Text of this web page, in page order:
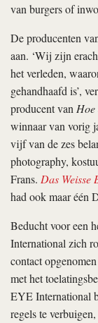
van burgers of
De producenten
aan. ‘Wij zijn
het verleden,
gehandhaafd is’,
producent vanHoe
winnaar van vorig
vijf van de zes
photography,
Frans. Das Weisse
had ook maar één
Beducht voor een
International zich
contact
met het
EYE International
regels te